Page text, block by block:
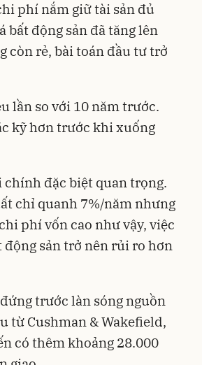
phí nắm giữ tài sản đủ
động sản đã tăng lên
còn rẻ, bài toán đầu tư trở
lần so với 10 năm trước.
kỹ hơn trước khi xuống
chính đặc biệt quan trọng.
chỉ quanh 7%/năm nhưng
phí vốn cao như vậy, việc
sản trở nên rủi ro hơn
trước làn sóng nguồn
từ Cushman & Wakefield,
có thêm khoảng 28.000